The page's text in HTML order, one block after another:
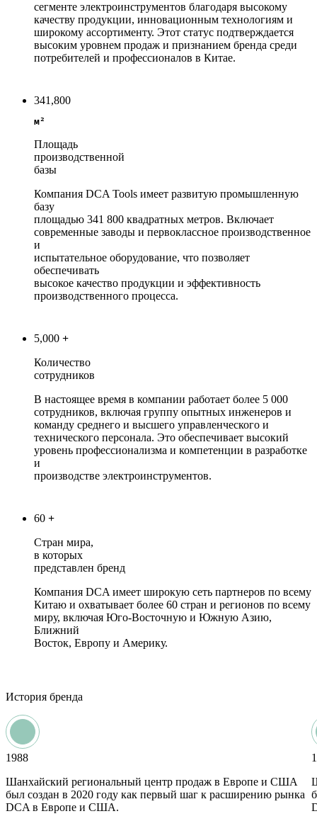
сегменте электроинструментов благодаря высокому
качеству продукции, инновационным технологиям и
широкому ассортименту. Этот статус подтверждается
высоким уровнем продаж и признанием бренда среди
потребителей и профессионалов в Китае.
341,800
м²
Площадь
производственной
базы
Компания DCA Tools имеет развитую промышленную
базу
площадью 341 800 квадратных метров. Включает
современные заводы и первоклассное производственное
и
испытательное оборудование, что позволяет
обеспечивать
высокое качество продукции и эффективность
производственного процесса.
5,000 +
Количество
сотрудников
В настоящее время в компании работает более 5 000
сотрудников, включая группу опытных инженеров и
команду среднего и высшего управленческого и
технического персонала. Это обеспечивает высокий
уровень профессионализма и компетенции в разработке
и
производстве электроинструментов.
60 +
Стран мира,
в которых
представлен бренд
Компания DCA имеет широкую сеть партнеров по всему
Китаю и охватывает более 60 стран и регионов по всему
миру, включая Юго-Восточную и Южную Азию,
Ближний
Восток, Европу и Америку.
История бренда
1988
Шанхайский региональный центр продаж в Европе и США
был создан в 2020 году как первый шаг к расширению рынка
DCA в Европе и США.